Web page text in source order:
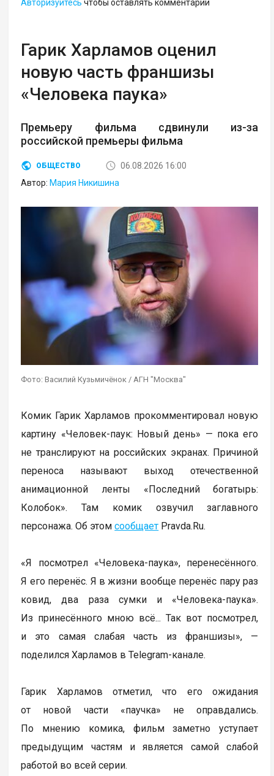
Авторизуйтесь чтобы оставлять комментарии
Гарик Харламов оценил
новую часть франшизы
«Человека паука»
Премьеру фильма сдвинули из-за
российской премьеры фильма
ОБЩЕСТВО
06.08.2026 16:00
Автор: Мария Никишина
Фото: Василий Кузьмичёнок / АГН "Москва"
Комик Гарик Харламов прокомментировал новую
картину «Человек-паук: Новый день» — пока его
не транслируют на российских экранах. Причиной
переноса называют выход отечественной
анимационной ленты «Последний богатырь:
Колобок». Там комик озвучил заглавного
персонажа. Об этомсообщает Pravda.Ru.
«Я посмотрел «Человека-паука», перенесённого.
Я его перенёс. Я в жизни вообще перенёс пару раз
ковид, два раза сумки и «Человека-паука».
Из принесённого мною всё... Так вот посмотрел,
и это самая слабая часть из франшизы», —
поделился Харламов в Telegram-канале.
Гарик Харламов отметил, что его ожидания
от новой части «паучка» не оправдались.
По мнению комика, фильм заметно уступает
предыдущим частям и является самой слабой
работой во всей серии.